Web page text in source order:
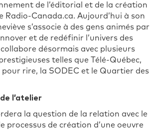
de l’éditorial et de la création
Radio-Canada.ca. Aujourd’hui à son
s’associe à des gens animés par
et de redéfinir l’univers des
désormais avec plusieurs
telles que Télé-Québec,
pour rire, la SODEC et le Quartier des
l’atelier
la question de la relation avec le
processus de création d’une oeuvre